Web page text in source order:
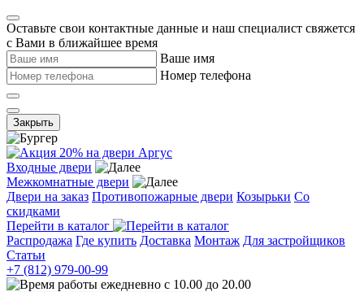
Оставьте свои контактные данные и наш специалист свяжется
с Вами в ближайшее время
Ваше имя
Номер телефона
Закрыть
Входные двери
Межкомнатные двери
Двери на заказ Противопожарные двери Козырьки Со
скидками
Перейти в каталог
Распродажа Где купить Доставка Монтаж Для застройщиков
Статьи
+7 (812) 979-00-99
ежедневно с 10.00 до 20.00